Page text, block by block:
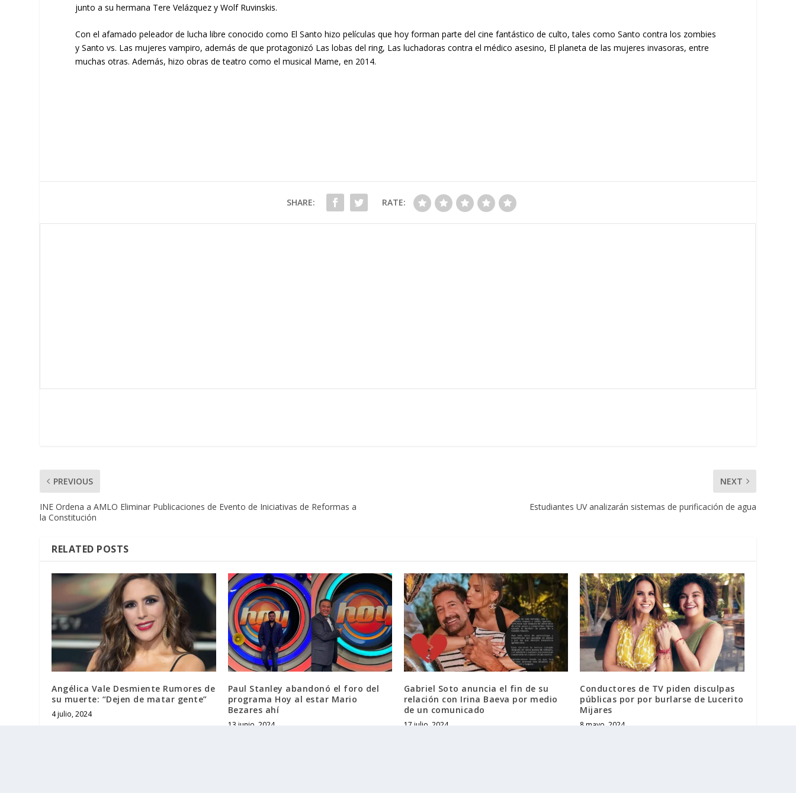
junto a su hermana Tere Velázquez y Wolf Ruvinskis.
Con el afamado peleador de lucha libre conocido como El Santo hizo películas que hoy forman parte del cine fantástico de culto, tales como Santo contra los zombies
y Santo vs. Las mujeres vampiro, además de que protagonizó Las lobas del ring, Las luchadoras contra el médico asesino, El planeta de las mujeres invasoras, entre
muchas otras. Además, hizo obras de teatro como el musical Mame, en 2014.
SHARE: RATE:
PREVIOUS
INE Ordena a AMLO Eliminar Publicaciones de Evento de Iniciativas de Reformas a
la Constitución
NEXT
Estudiantes UV analizarán sistemas de purificación de agua
RELATED POSTS
Angélica Vale Desmiente Rumores de
su muerte: “Dejen de matar gente”
4 julio, 2024
Paul Stanley abandonó el foro del
programa Hoy al estar Mario
Bezares ahí
13 junio, 2024
Gabriel Soto anuncia el fin de su
relación con Irina Baeva por medio
de un comunicado
17 julio, 2024
Conductores de TV piden disculpas
públicas por por burlarse de Lucerito
Mijares
8 mayo, 2024